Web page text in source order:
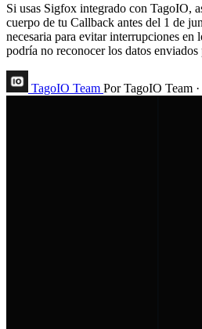
Si usas Sigfox integrado con TagoIO,
cuerpo de tu Callback antes del 1 de
necesaria para evitar interrupciones en
podría no reconocer los datos
TagoIO Team Por TagoIO Team ·